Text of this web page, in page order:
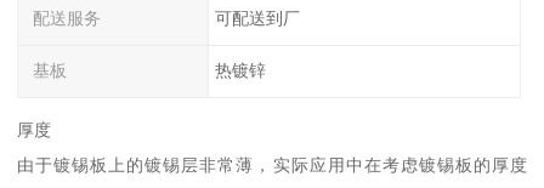
配送服务 可配送到厂
基板 热镀锌
厚度
由于镀锡板上的镀锡层非常薄，实际应用中在考虑镀锡板的厚度